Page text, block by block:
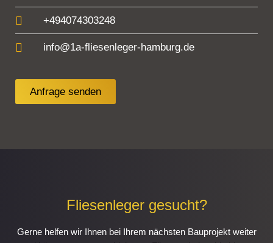
+494074303248
info@1a-fliesenleger-hamburg.de
Anfrage senden
Fliesenleger gesucht?
Gerne helfen wir Ihnen bei Ihrem nächsten Bauprojekt weiter